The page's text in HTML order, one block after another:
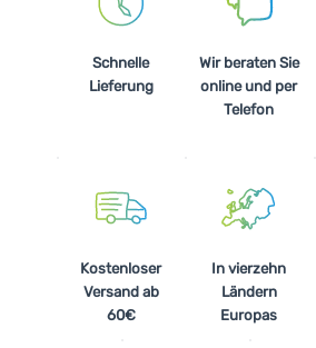
Schnelle
Lieferung
Wir beraten Sie
online und per
Telefon
Kostenloser
Versand ab
60€
In vierzehn
Ländern
Europas